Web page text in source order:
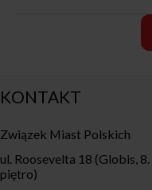
KONTAKT
Związek Miast Polskich
ul. Roosevelta 18 (Globis, 8.
piętro)